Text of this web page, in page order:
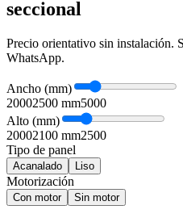
seccional
Precio orientativo sin instalación.
WhatsApp.
Ancho (mm)
20002500 mm5000
Alto (mm)
20002100 mm2500
Tipo de panel
Acanalado Liso
Motorización
Con motor Sin motor